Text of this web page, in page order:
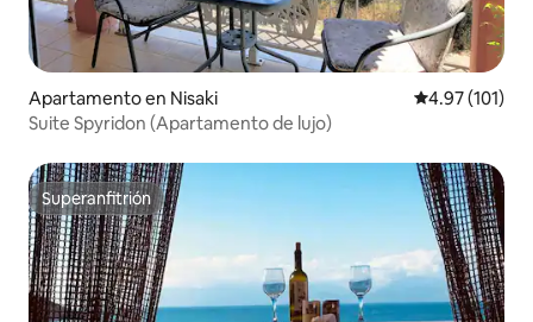
Apartamento en Nisaki Calificación
4.97 (101)
Suite Spyridon (Apartamento de lujo)
Superanfitrión
Superanfitrión